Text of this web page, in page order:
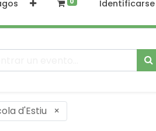
Identificarse
d'Estiu ×